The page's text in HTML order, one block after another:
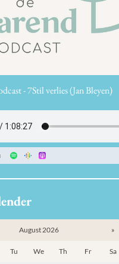
- 7Stil verlies (Jan Bleyen)
August 2026 »
Tu We Th Fr Sa